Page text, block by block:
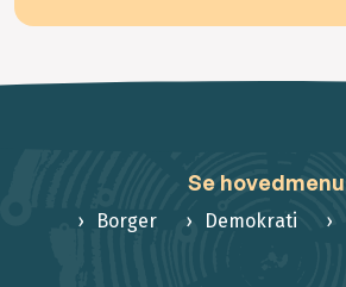
Se hovedmenu
Borger Demokrati